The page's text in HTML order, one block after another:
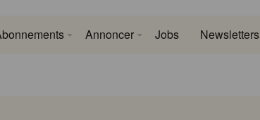
Annoncer Jobs Newsletters